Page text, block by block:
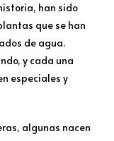
han sido
que se han
de agua.
y cada una
especiales y
algunas nacen